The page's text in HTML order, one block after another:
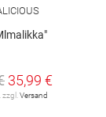
35,99 €
Versand